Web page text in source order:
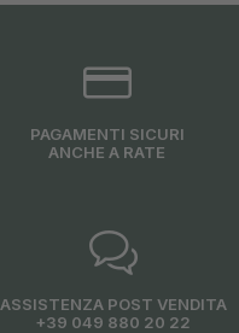
PAGAMENTI SICURI
ANCHE A RATE
ASSISTENZA POST VENDITA
+39 049 880 20 22